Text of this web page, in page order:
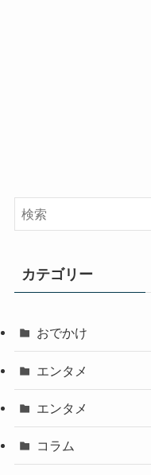
カテゴリー
おでかけ
エンタメ
エンタメ
コラム